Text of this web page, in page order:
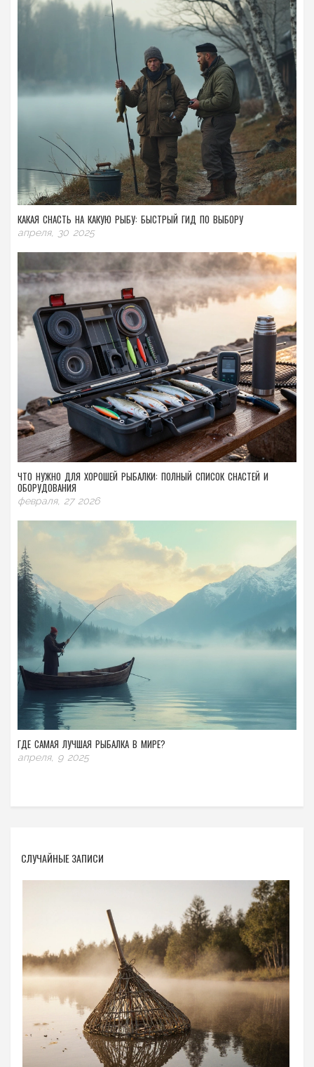
КАКАЯ СНАСТЬ НА КАКУЮ РЫБУ: БЫСТРЫЙ ГИД ПО ВЫБОРУ
апреля, 30 2025
ЧТО НУЖНО ДЛЯ ХОРОШЕЙ РЫБАЛКИ: ПОЛНЫЙ СПИСОК СНАСТЕЙ И
ОБОРУДОВАНИЯ
февраля, 27 2026
ГДЕ САМАЯ ЛУЧШАЯ РЫБАЛКА В МИРЕ?
апреля, 9 2025
СЛУЧАЙНЫЕ ЗАПИСИ